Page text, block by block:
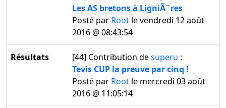
Les AS bretons à LigniÃ¨res
Posté par Rootle vendredi 12 août
2016 @ 08:43:54
Résultats [44] Contribution desuperu :
Tevis CUP la preuve par cinq !
Posté par Rootle mercredi 03 août
2016 @ 11:05:14